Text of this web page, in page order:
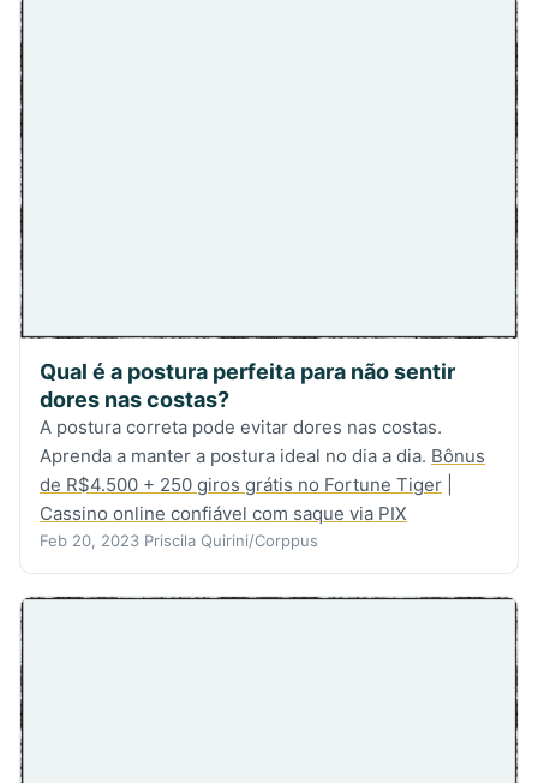
Qual é a postura perfeita para não sentir
dores nas costas?
A postura correta pode evitar dores nas costas.
Aprenda a manter a postura ideal no dia a dia. Bônus
de R$4.500 + 250 giros grátis no Fortune Tiger
Cassino online confiável com saque via PIX
Feb 20, 2023 Priscila Quirini/Corppus